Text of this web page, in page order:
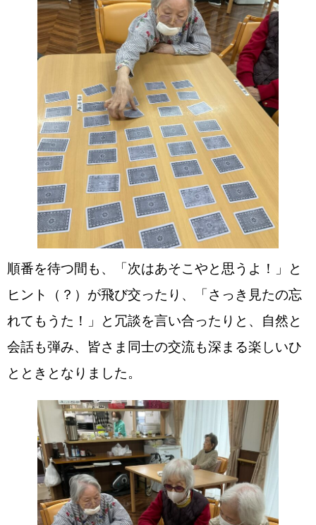
順番を待つ間も、「次はあそこやと思うよ！」と
ヒント（？）が飛び交ったり、「さっき見たの忘
れてもうた！」と冗談を言い合ったりと、自然と
会話も弾み、皆さま同士の交流も深まる楽しいひ
とときとなりました。